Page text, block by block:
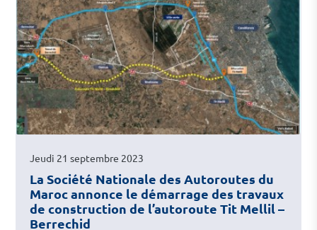
Jeudi 21 septembre 2023
La Société Nationale des Autoroutes du
Maroc annonce le démarrage des travaux
de construction de l’autoroute Tit Mellil –
Berrechid